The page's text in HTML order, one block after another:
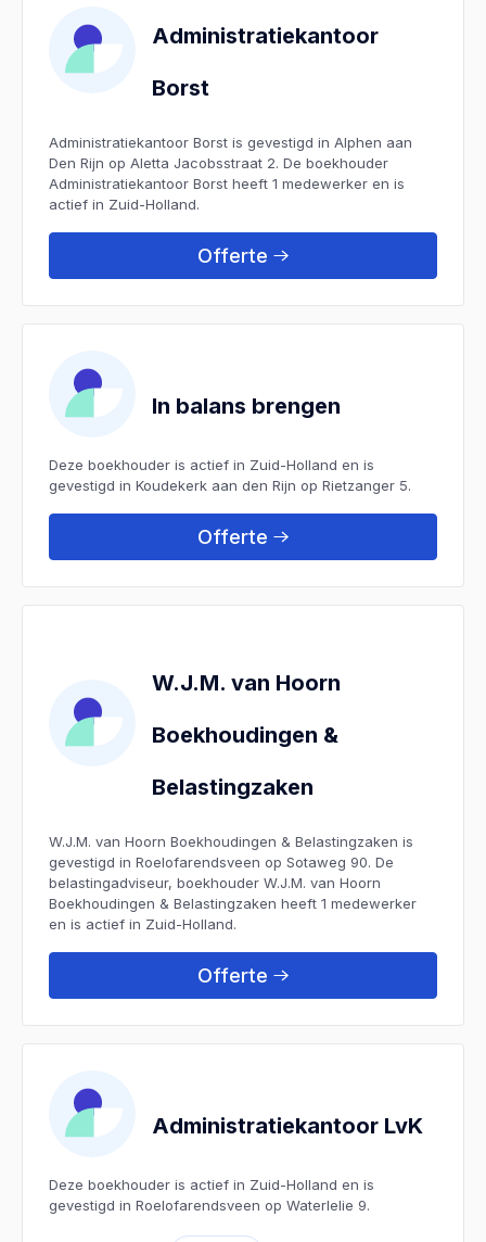
Administratiekantoor
Borst
Administratiekantoor Borst is gevestigd in Alphen aan
Den Rijn op Aletta Jacobsstraat 2. De boekhouder
Administratiekantoor Borst heeft 1 medewerker en is
actief in Zuid-Holland.
Offerte
In balans brengen
Deze boekhouder is actief in Zuid-Holland en is
gevestigd in Koudekerk aan den Rijn op Rietzanger 5.
Offerte
W.J.M. van Hoorn
Boekhoudingen &
Belastingzaken
W.J.M. van Hoorn Boekhoudingen & Belastingzaken is
gevestigd in Roelofarendsveen op Sotaweg 90. De
belastingadviseur, boekhouder W.J.M. van Hoorn
Boekhoudingen & Belastingzaken heeft 1 medewerker
en is actief in Zuid-Holland.
Offerte
Administratiekantoor LvK
Deze boekhouder is actief in Zuid-Holland en is
gevestigd in Roelofarendsveen op Waterlelie 9.